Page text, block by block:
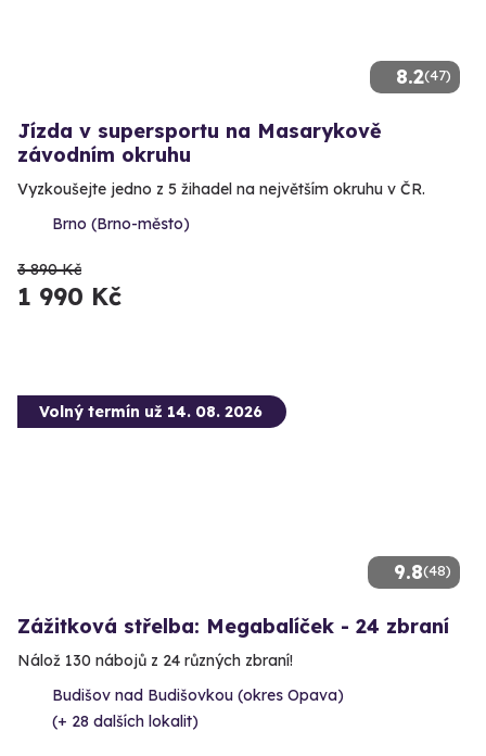
8.2(47)
Jízda v supersportu na Masarykově
závodním okruhu
Vyzkoušejte jedno z 5 žihadel na největším okruhu v ČR.
Brno (Brno-město)
3 890 Kč
1 990 Kč
9.8(48)
Volný termín už 14. 08. 2026
Zážitková střelba: Megabalíček - 24 zbraní
Nálož 130 nábojů z 24 různých zbraní!
Budišov nad Budišovkou (okres Opava)
(+ 28 dalších lokalit)